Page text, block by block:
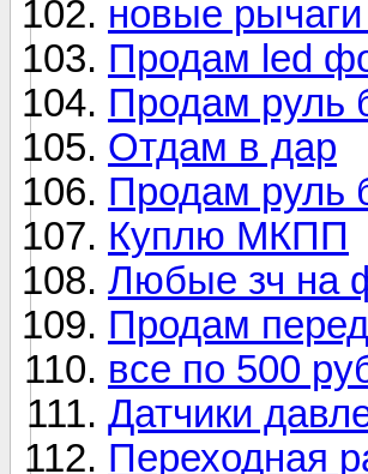
новые
Продам led
Продам руль
Отдам в дар
Продам руль
Куплю МКПП
Любые зч на
Продам
все по 500
Датчики
Переходная